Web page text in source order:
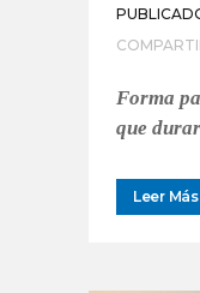
Forma
que
Leer Más